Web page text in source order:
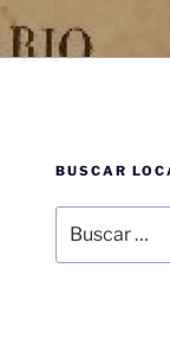
BUSCAR
por: